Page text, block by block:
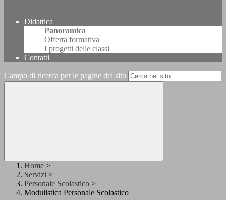
Didattica
Panoramica
Offerta formativa
I progetti delle classi
Contatti
Campo di ricerca per le pagine del sito
Home >
Servizi >
Personale Scolastico >
Modulistica Personale Scolastico